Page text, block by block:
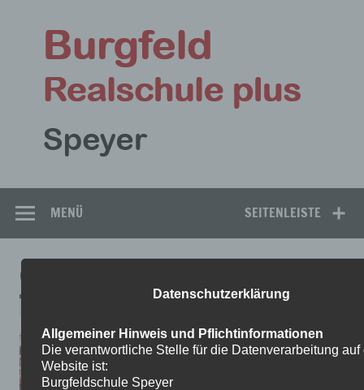
springen
SEITENLEISTE
MENÜ
0
Datenschutzerklärung
Allgemeiner Hinweis und Pflichtinformationen
Die verantwortliche Stelle für die Datenverarbeitung auf
Website ist:
Burgfeldschule Speyer